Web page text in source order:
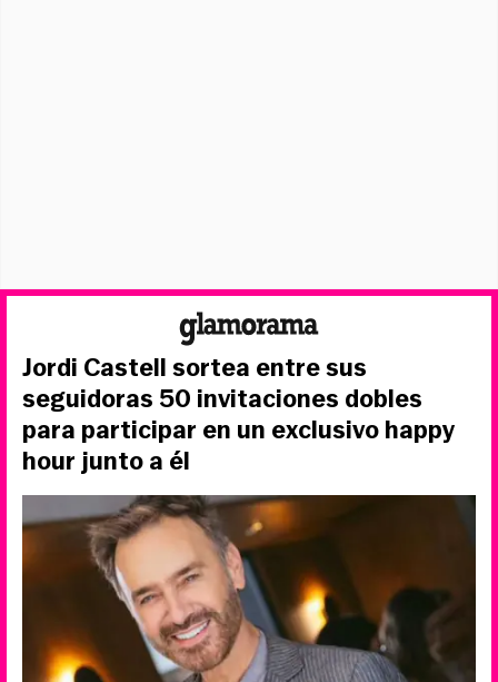
Jordi Castell sortea entre sus
seguidoras 50 invitaciones dobles
para participar en un exclusivo happy
hour junto a él